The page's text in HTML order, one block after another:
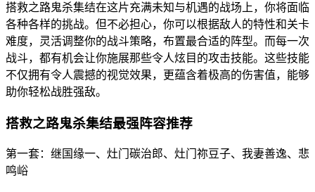
搭救之路鬼杀集结在这片充满未知与机遇的战场上，你将面临
各种各样的挑战。但不必担心，你可以根据敌人的特性和关卡
难度，灵活调整你的战斗策略，布置最合适的阵型。而每一次
战斗，都有机会让你施展那些令人炫目的攻击技能。这些技能
不仅拥有令人震撼的视觉效果，更蕴含着极高的伤害值，能够
助你轻松战胜强敌。
搭救之路鬼杀集结最强阵容推荐
第一套：继国缘一、灶门碳治郎、灶门祢豆子、我妻善逸、悲
鸣峪